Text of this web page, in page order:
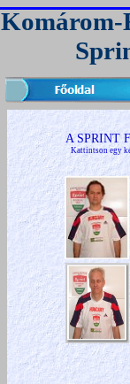
Komárom-